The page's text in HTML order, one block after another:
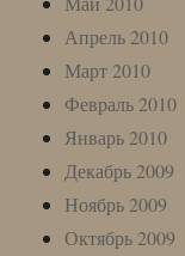
Апрель 2010
Март 2010
Февраль 2010
Январь 2010
Декабрь 2009
Ноябрь 2009
Октябрь 2009